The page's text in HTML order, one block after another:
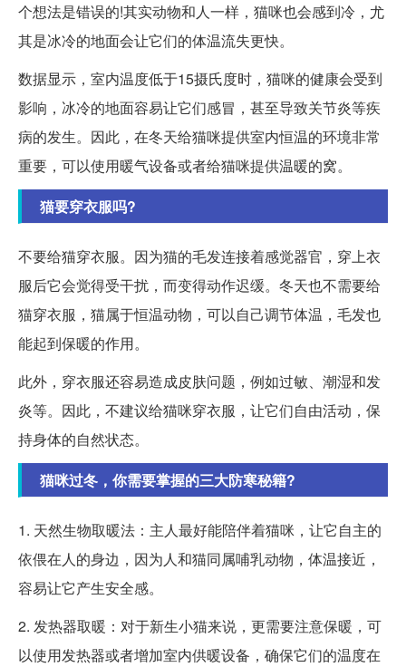
个想法是错误的!其实动物和人一样，猫咪也会感到冷，尤
其是冰冷的地面会让它们的体温流失更快。
数据显示，室内温度低于15摄氏度时，猫咪的健康会受到
影响，冰冷的地面容易让它们感冒，甚至导致关节炎等疾
病的发生。因此，在冬天给猫咪提供室内恒温的环境非常
重要，可以使用暖气设备或者给猫咪提供温暖的窝。
猫要穿衣服吗?
不要给猫穿衣服。因为猫的毛发连接着感觉器官，穿上衣
服后它会觉得受干扰，而变得动作迟缓。冬天也不需要给
猫穿衣服，猫属于恒温动物，可以自己调节体温，毛发也
能起到保暖的作用。
此外，穿衣服还容易造成皮肤问题，例如过敏、潮湿和发
炎等。因此，不建议给猫咪穿衣服，让它们自由活动，保
持身体的自然状态。
猫咪过冬，你需要掌握的三大防寒秘籍?
1. 天然生物取暖法：主人最好能陪伴着猫咪，让它自主的
依偎在人的身边，因为人和猫同属哺乳动物，体温接近，
容易让它产生安全感。
2. 发热器取暖：对于新生小猫来说，更需要注意保暖，可
以使用发热器或者增加室内供暖设备，确保它们的温度在